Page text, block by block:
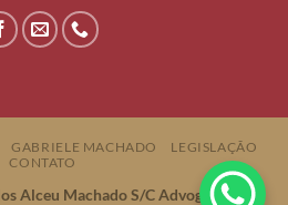
GABRIELE MACHADO
LEGISLAÇÃO
CONTATO
Alceu Machado S/C Advogados